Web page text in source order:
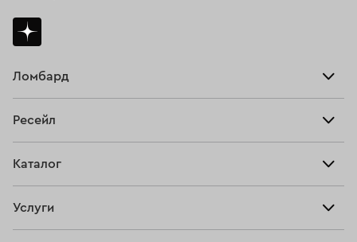
Ломбард
Тарифы
Ресейл
Купить
Каталог
Услуги